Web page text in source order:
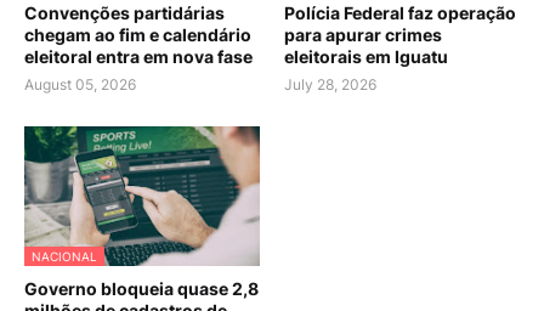
Convenções partidárias
chegam ao fim e calendário
eleitoral entra em nova fase
August 05, 2026
Polícia Federal faz operação
para apurar crimes
eleitorais em Iguatu
July 28, 2026
NACIONAL
Governo bloqueia quase 2,8